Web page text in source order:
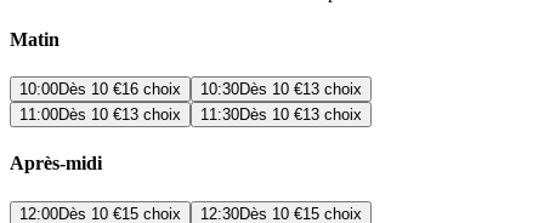
Matin
10:00Dès 10 €16 choix 10:30Dès 10 €13 choix
11:00Dès 10 €13 choix 11:30Dès 10 €13 choix
Après-midi
12:00Dès 10 €15 choix 12:30Dès 10 €15 choix